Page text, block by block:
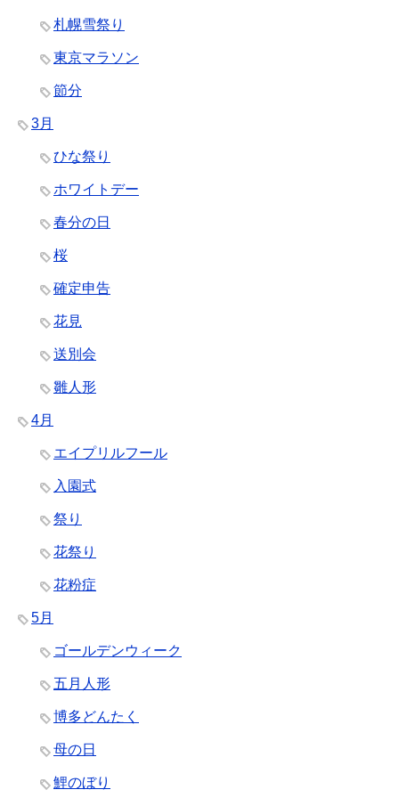
札幌雪祭り
東京マラソン
節分
3月
ひな祭り
ホワイトデー
春分の日
桜
確定申告
花見
送別会
雛人形
4月
エイプリルフール
入園式
祭り
花祭り
花粉症
5月
ゴールデンウィーク
五月人形
博多どんたく
母の日
鯉のぼり